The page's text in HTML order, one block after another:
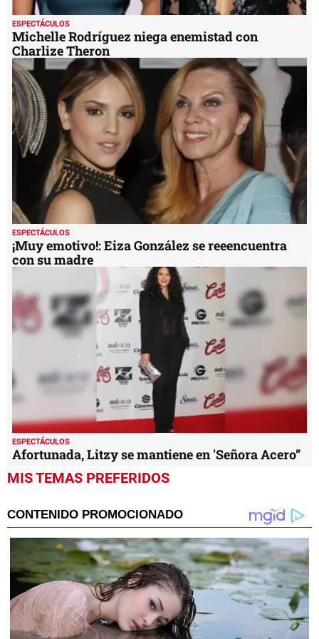
ESPECTÁCULOS
Michelle Rodríguez niega enemistad con
Charlize Theron
ESPECTÁCULOS
¡Muy emotivo!: Eiza González se reeencuentra
con su madre
ESPECTÁCULOS
Afortunada, Litzy se mantiene en 'Señora Acero”
MIS TEMAS PREFERIDOS